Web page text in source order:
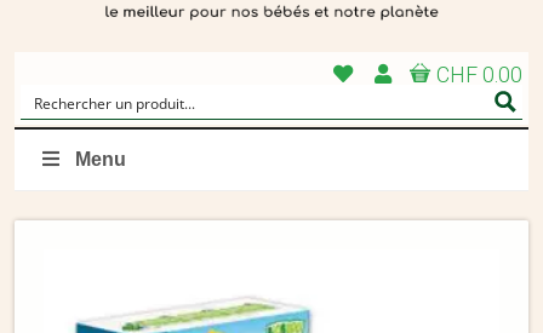
CHF 0.00
Menu